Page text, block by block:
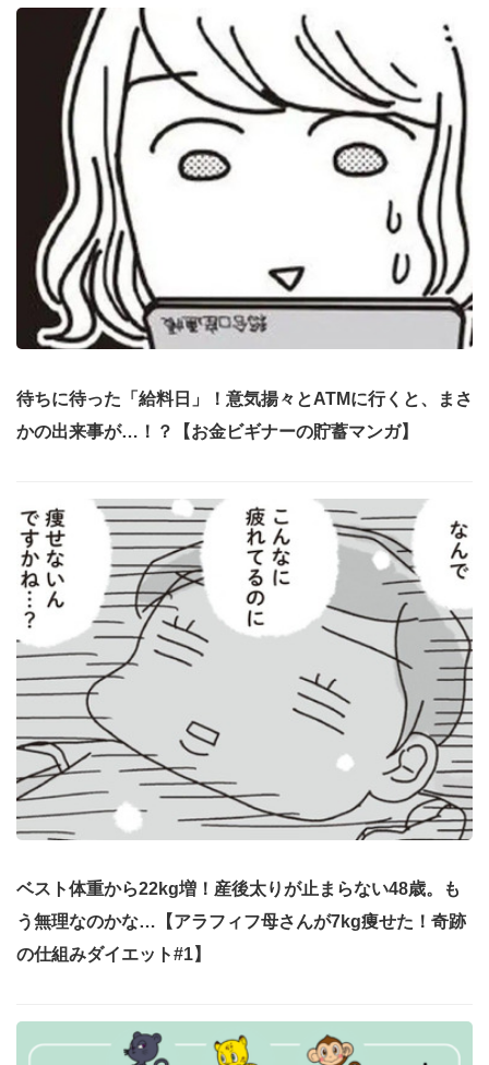
待ちに待った「給料日」！意気揚々とATMに行くと、まさ
かの出来事が…！？【お金ビギナーの貯蓄マンガ】
ベスト体重から22kg増！産後太りが止まらない48歳。も
う無理なのかな…【アラフィフ母さんが7kg痩せた！奇跡
の仕組みダイエット#1】